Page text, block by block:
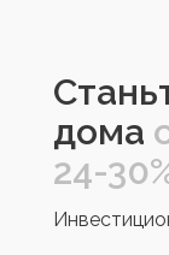
дома
24-